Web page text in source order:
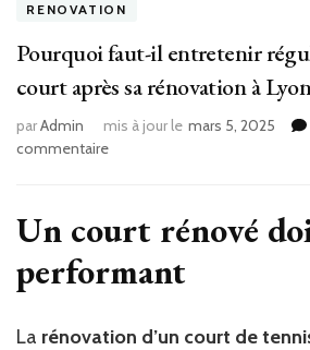
RENOVATION
Pourquoi faut-il entretenir
court après sa rénovation à
parAdmin mis à jour le mars 5, 2025
commentairesur
entretenir
régulièrement
un
après
Un court rénové
performant
La rénovation d’un court de